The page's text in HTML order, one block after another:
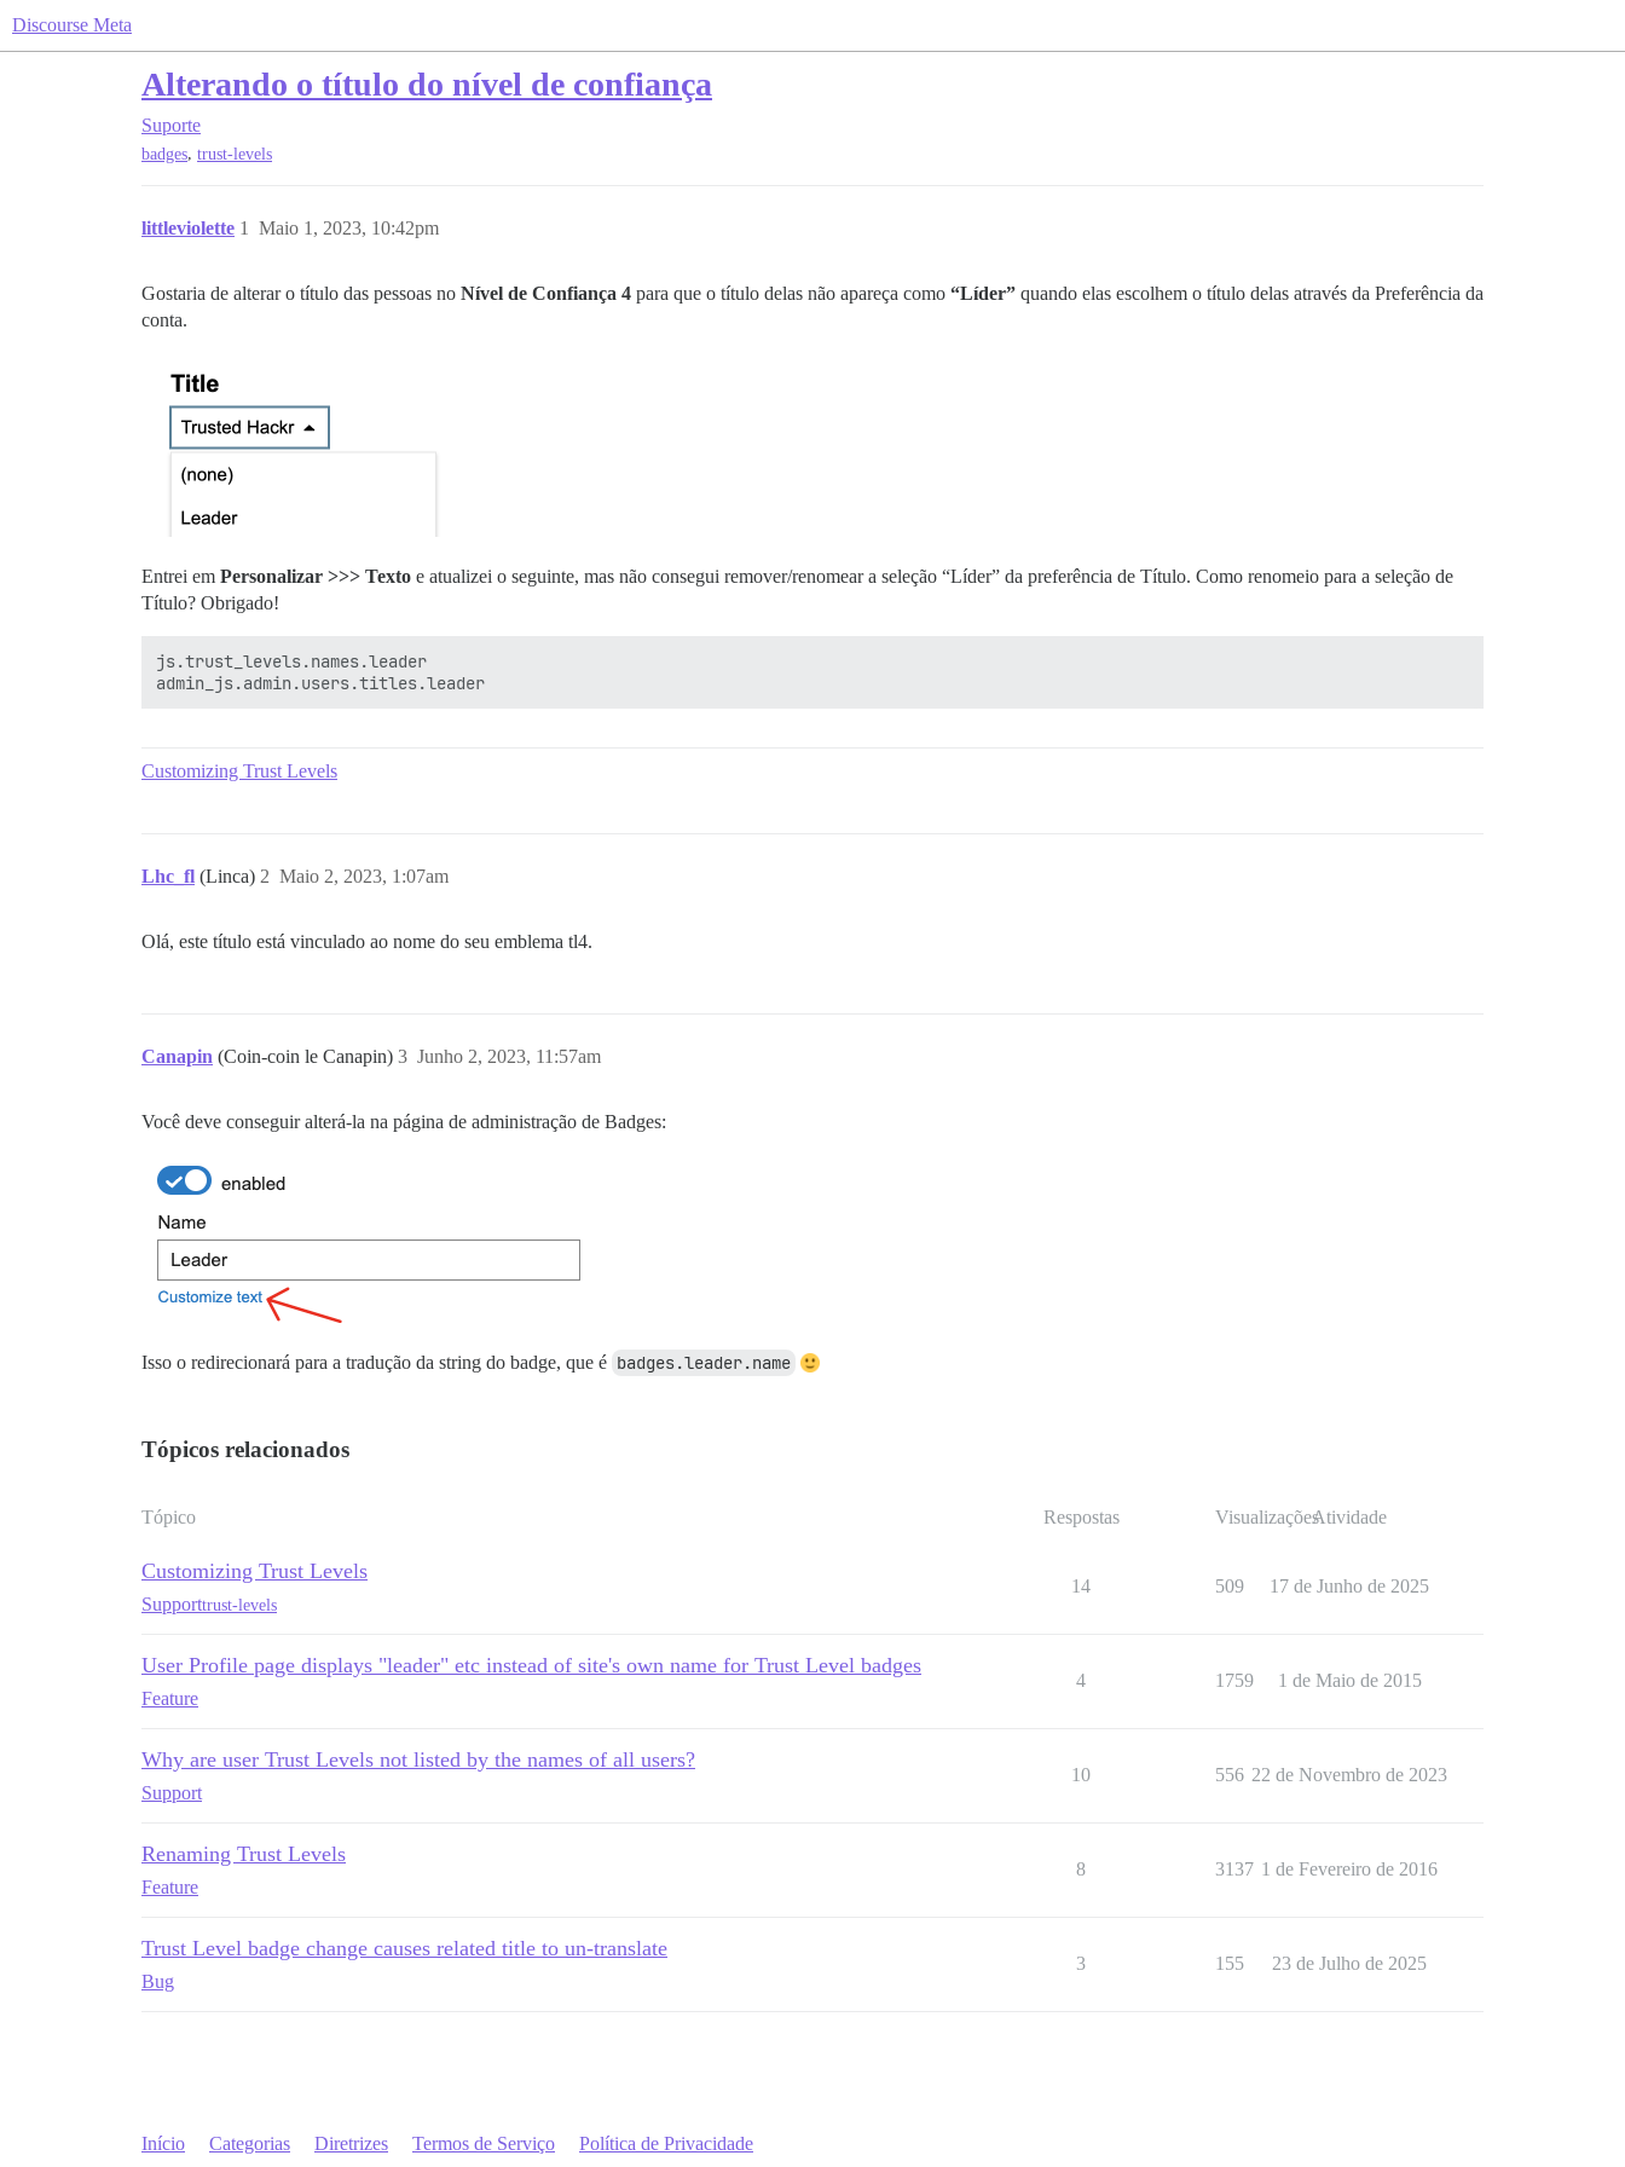
Discourse Meta
Alterando o título do nível de confiança
Suporte
badges, trust-levels
littleviolette Maio 1, 2023, 10:42pm
1
Gostaria de alterar o título das pessoas no Nível de Confiança 4 para que o título delas não apareça como “Líder” quando elas escolhem o título delas através da Preferência da
conta.
Entrei em Personalizar >>> Texto e atualizei o seguinte, mas não consegui remover/renomear a seleção “Líder” da preferência de Título. Como renomeio para a seleção de
Título? Obrigado!
js.trust_levels.names.leader
Customizing Trust Levels
Lhc_fl (Linca) Maio 2, 2023, 1:07am
2
Olá, este título está vinculado ao nome do seu emblema tl4.
Canapin (Coin-coin le Canapin) Junho 2, 2023, 11:57am
3
Você deve conseguir alterá-la na página de administração de Badges:
Isso o redirecionará para a tradução da string do badge, que é badges.leader.name
Tópicos relacionados
Tópico Respostas VisualizaçõesAtividade
Customizing Trust Levels
Supporttrust-levels
14 509 17 de Junho de 2025
User Profile page displays "leader" etc instead of site's own name for Trust Level badges
Feature
4 1759 1 de Maio de 2015
Why are user Trust Levels not listed by the names of all users?
Support
10 556 22 de Novembro de 2023
Renaming Trust Levels
Feature
8 3137 1 de Fevereiro de 2016
Trust Level badge change causes related title to un-translate
Bug
3 155 23 de Julho de 2025
Início Categorias Diretrizes Termos de Serviço Política de Privacidade